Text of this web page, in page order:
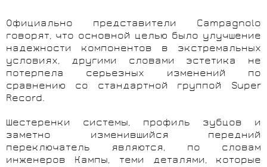
Официально представители Campagnolo
говорят, что основной целью было улучшение
надежности компонентов в экстремальных
условиях, другими словами эстетика не
потерпела серьезных изменений по
сравнению со стандартной группой Super
Record.
Шестеренки системы, профиль зубцов и
заметно изменившийся передний
переключатель являются, по словам
инженеров Кампы, теми деталями, которые